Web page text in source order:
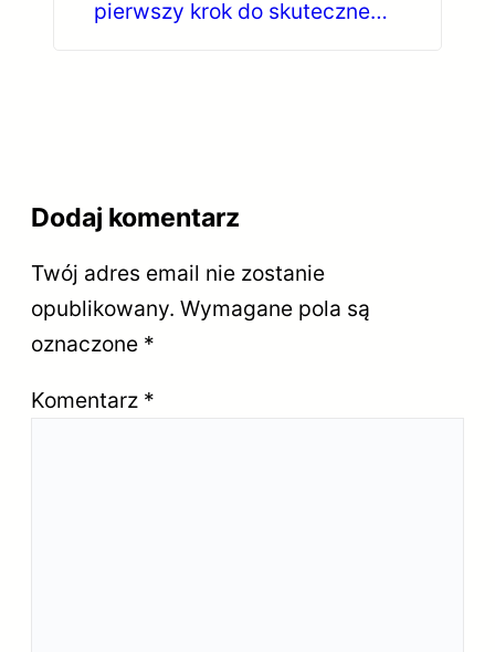
pierwszy krok do skutecznego
Dodaj komentarz
Twój adres email nie zostanie
opublikowany. Wymagane pola są
oznaczone *
Komentarz *